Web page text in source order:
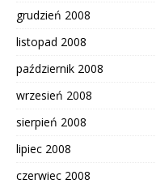
grudzień 2008
listopad 2008
październik 2008
wrzesień 2008
sierpień 2008
lipiec 2008
czerwiec 2008